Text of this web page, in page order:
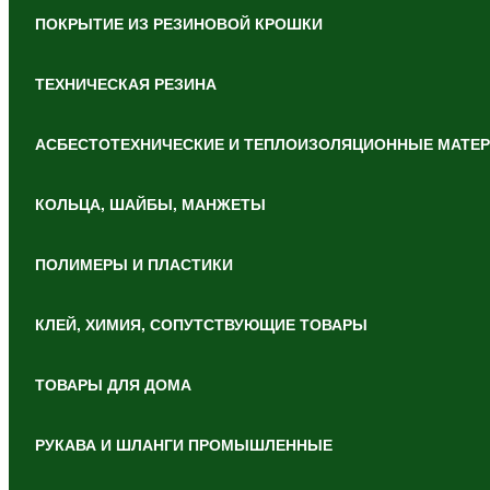
ПОКРЫТИЕ ИЗ РЕЗИНОВОЙ КРОШКИ
ТЕХНИЧЕСКАЯ РЕЗИНА
АСБЕСТОТЕХНИЧЕСКИЕ И ТЕПЛОИЗОЛЯЦИОННЫЕ
КОЛЬЦА, ШАЙБЫ, МАНЖЕТЫ
ПОЛИМЕРЫ И ПЛАСТИКИ
КЛЕЙ, ХИМИЯ, СОПУТСТВУЮЩИЕ ТОВАРЫ
ТОВАРЫ ДЛЯ ДОМА
РУКАВА И ШЛАНГИ ПРОМЫШЛЕННЫЕ